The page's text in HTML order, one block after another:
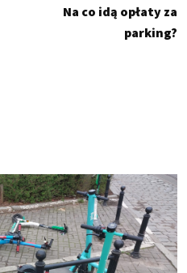
Na co idą opłaty za
parking?